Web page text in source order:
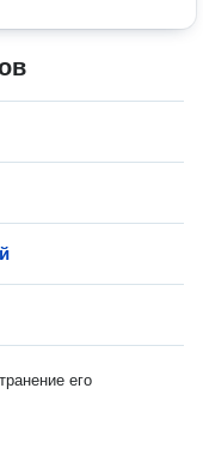
его